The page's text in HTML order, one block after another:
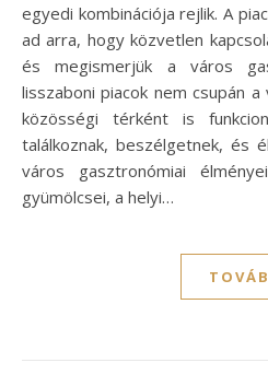
egyedi kombinációja rejlik. A
ad arra, hogy közvetlen
és megismerjük a város
lisszaboni piacok nem csupán
közösségi térként is
találkoznak, beszélgetnek, és
város gasztronómiai
gyümölcsei, a helyi…